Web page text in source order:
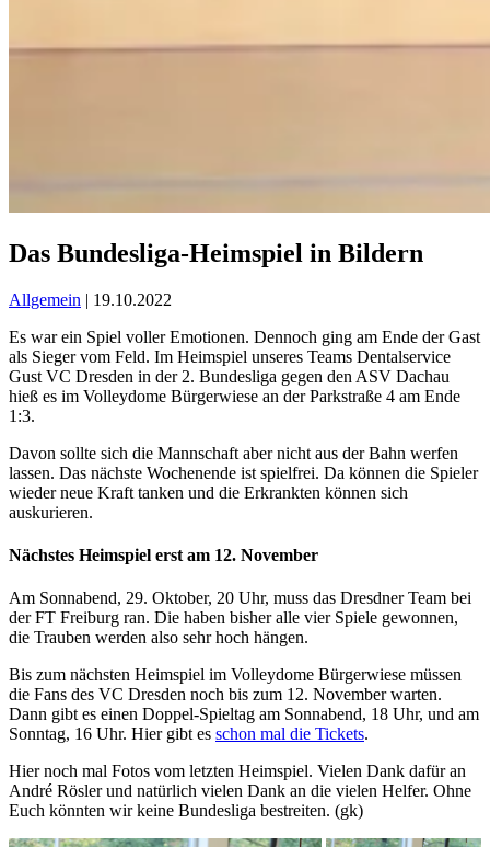
Das Bundesliga-Heimspiel in Bildern
Allgemein | 19.10.2022
Es war ein Spiel voller Emotionen. Dennoch ging am Ende der Gast
als Sieger vom Feld. Im Heimspiel unseres Teams Dentalservice
Gust VC Dresden in der 2. Bundesliga gegen den ASV Dachau
hieß es im Volleydome Bürgerwiese an der Parkstraße 4 am Ende
1:3.
Davon sollte sich die Mannschaft aber nicht aus der Bahn werfen
lassen. Das nächste Wochenende ist spielfrei. Da können die Spieler
wieder neue Kraft tanken und die Erkrankten können sich
auskurieren.
Nächstes Heimspiel erst am 12. November
Am Sonnabend, 29. Oktober, 20 Uhr, muss das Dresdner Team bei
der FT Freiburg ran. Die haben bisher alle vier Spiele gewonnen,
die Trauben werden also sehr hoch hängen.
Bis zum nächsten Heimspiel im Volleydome Bürgerwiese müssen
die Fans des VC Dresden noch bis zum 12. November warten.
Dann gibt es einen Doppel-Spieltag am Sonnabend, 18 Uhr, und am
Sonntag, 16 Uhr. Hier gibt es schon mal die Tickets.
Hier noch mal Fotos vom letzten Heimspiel. Vielen Dank dafür an
André Rösler und natürlich vielen Dank an die vielen Helfer. Ohne
Euch könnten wir keine Bundesliga bestreiten. (gk)